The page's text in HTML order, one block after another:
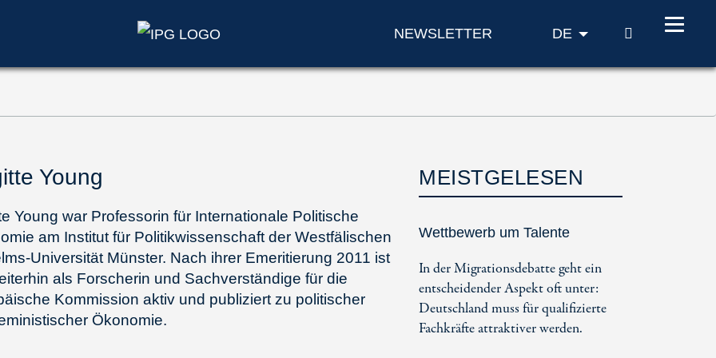
NEWSLETTER DE SUCHE
Young
Young war Professorin für Internationale Politische
am Institut für Politikwissenschaft der Westfälischen
Universität Münster. Nach ihrer Emeritierung 2011 ist
als Forscherin und Sachverständige für die
Kommission aktiv und publiziert zu politischer
Ökonomie.
MEISTGELESEN
Wettbewerb um Talente
In der Migrationsdebatte geht ein
entscheidender Aspekt oft unter:
Deutschland muss für qualifizierte
Fachkräfte attraktiver werden.